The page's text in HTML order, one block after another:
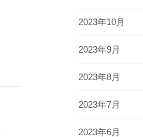
2023年10月
2023年9月
2023年8月
2023年7月
2023年6月